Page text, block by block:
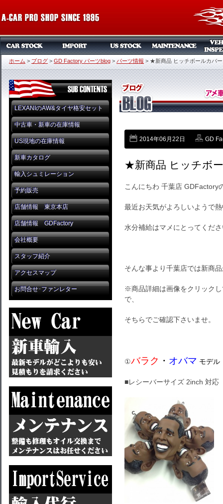
ホーム > ブログ > GD Factory パーツblog > パーツ情報 > ★新商品 ヒッチボールカバ
LEXANIのAW&タイヤ格安セット
中古車・新車の在庫情報
US現地の在庫情報
新車カタログ
輸入シュミレーション
予約販売
店舗情報 東京本店
店舗情報 GDFactory
会社概要
スタッフ紹介
アクセスマップ
お問合せ･ファンレター
2014年06月22日 GD
★新商品 ヒッチボ
こんにちわ 千葉店 GDFactory
最近お天気がよろしいようで
水分補給はマメにとってくだ
そんな事より千葉店では新商
※商品詳細は画像をクリック
で、
そちらでご確認下さいませ。
①バラク ・ オバマ モデル
■レシーバーサイズ 2inch 対応